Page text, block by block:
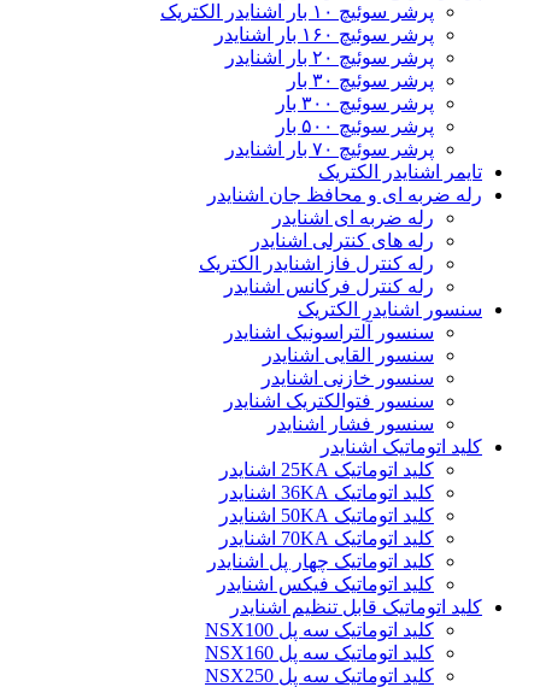
پرشر سوئیچ ۱۰ بار اشنایدر الکتریک
پرشر سوئیچ ۱۶۰ بار اشنایدر
پرشر سوئیچ ۲۰ بار اشنایدر
پرشر سوئیچ ۳۰ بار
پرشر سوئیچ ۳۰۰ بار
پرشر سوئیچ ۵۰۰ بار
پرشر سوئیچ ۷۰ بار اشنایدر
تایمر اشنایدر الکتریک
رله ضربه ای و محافظ جان اشنایدر
رله ضربه ای اشنایدر
رله های کنترلی اشنایدر
رله کنترل فاز اشنایدر الکتریک
رله کنترل فرکانس اشنایدر
سنسور اشنایدر الکتریک
سنسور آلتراسونیک اشنایدر
سنسور القایی اشنایدر
سنسور خازنی اشنایدر
سنسور فتوالکتریک اشنایدر
سنسور فشار اشنایدر
کلید اتوماتیک اشنایدر
کلید اتوماتیک 25KA اشنایدر
کلید اتوماتیک 36KA اشنایدر
کلید اتوماتیک 50KA اشنایدر
کلید اتوماتیک 70KA اشنایدر
کلید اتوماتیک چهار پل اشنایدر
کلید اتوماتیک فیکس اشنایدر
کلید اتوماتیک قابل تنظیم اشنایدر
کلید اتوماتیک سه پل NSX100
کلید اتوماتیک سه پل NSX160
کلید اتوماتیک سه پل NSX250